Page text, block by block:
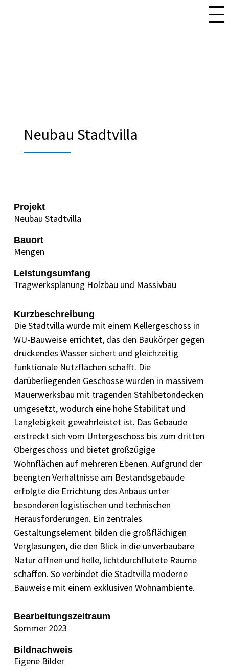
Neubau Stadtvilla
Projekt
Neubau Stadtvilla
Bauort
Mengen
Leistungsumfang
Tragwerksplanung Holzbau und Massivbau
Kurzbeschreibung
Die Stadtvilla wurde mit einem Kellergeschoss in
WU-Bauweise errichtet, das den Baukörper gegen
drückendes Wasser sichert und gleichzeitig
funktionale Nutzflächen schafft. Die
darüberliegenden Geschosse wurden in massivem
Mauerwerksbau mit tragenden Stahlbetondecken
umgesetzt, wodurch eine hohe Stabilität und
Langlebigkeit gewährleistet ist. Das Gebäude
erstreckt sich vom Untergeschoss bis zum dritten
Obergeschoss und bietet großzügige
Wohnflächen auf mehreren Ebenen. Aufgrund der
beengten Verhältnisse am Bestandsgebäude
erfolgte die Errichtung des Anbaus unter
besonderen logistischen und technischen
Herausforderungen. Ein zentrales
Gestaltungselement bilden die großflächigen
Verglasungen, die den Blick in die unverbaubare
Natur öffnen und helle, lichtdurchflutete Räume
schaffen. So verbindet die Stadtvilla moderne
Bauweise mit einem exklusiven Wohnambiente.
Bearbeitungszeitraum
Sommer 2023
Bildnachweis
Eigene Bilder